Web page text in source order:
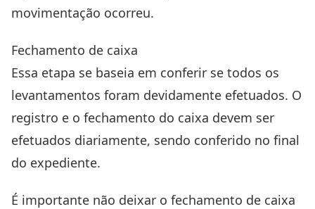
movimentação ocorreu.
Fechamento de caixa
Essa etapa se baseia em conferir se todos os
levantamentos foram devidamente efetuados. O
registro e o fechamento do caixa devem ser
efetuados diariamente, sendo conferido no final
do expediente.
É importante não deixar o fechamento de caixa